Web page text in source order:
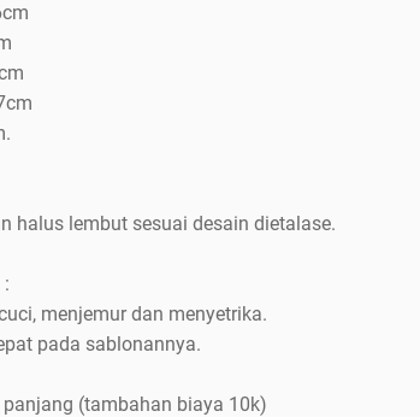
halus lembut sesuai desain dietalase.
menjemur dan menyetrika.
pada sablonannya.
(tambahan biaya 10k)